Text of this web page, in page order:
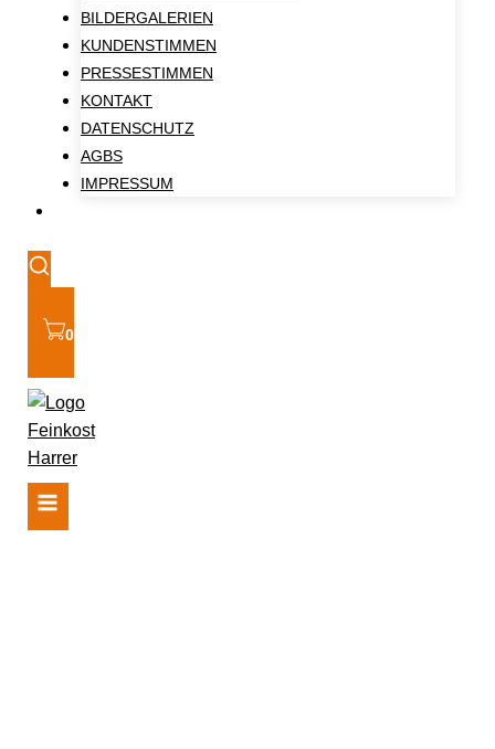
BILDERGALERIEN
KUNDENSTIMMEN
PRESSESTIMMEN
KONTAKT
DATENSCHUTZ
AGBS
IMPRESSUM
0